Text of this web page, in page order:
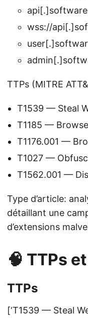
wss://
TTPs (MITRE
T1539 — Steal
T1185 —
T1176.001 —
T1027 —
T1562.001 —
Type d’article:
détaillant une
d’extensions
🧠 TTPs
TTPs
[‘T1539 — Steal